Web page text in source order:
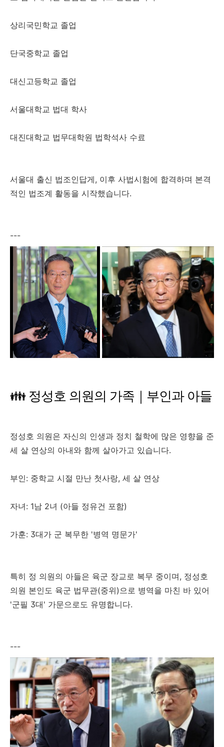
상리국민학교 졸업
단국중학교 졸업
대신고등학교 졸업
서울대학교 법대 학사
대진대학교 법무대학원 법학석사 수료
서울대 출신 법조인답게, 이후 사법시험에 합격하며 본격
적인 법조계 활동을 시작했습니다.
---
👪 정성호 의원의 가족｜부인과 아들
정성호 의원은 자신의 인생과 정치 철학에 많은 영향을 준
세 살 연상의 아내와 함께 살아가고 있습니다.
부인: 중학교 시절 만난 첫사랑, 세 살 연상
자녀: 1남 2녀 (아들 정유건 포함)
가훈: 3대가 군 복무한 '병역 명문가'
특히 정 의원의 아들은 육군 장교로 복무 중이며, 정성호
의원 본인도 육군 법무관(중위)으로 병역을 마친 바 있어
'군필 3대' 가문으로도 유명합니다.
---